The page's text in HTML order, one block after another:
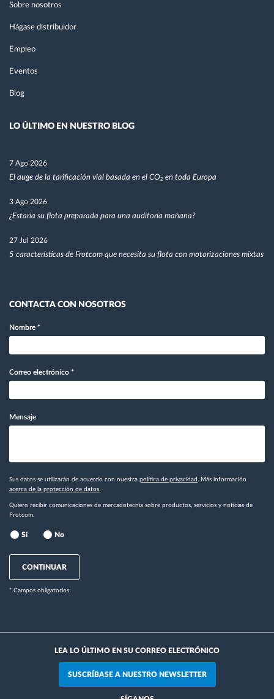
Sobre nosotros
Hágase distribuidor
Empleo
Eventos
Blog
LO ÚLTIMO EN NUESTRO BLOG
7 Ago 2026
El auge de la tarificación vial basada en el CO₂ en toda Europa
3 Ago 2026
¿Estaría su flota preparada para una auditoría mañana?
27 Jul 2026
5 características de Frotcom que necesita su flota con motorizaciones mixtas
CONTACTA CON NOSOTROS
Nombre *
Correo electrónico *
Mensaje
Sus datos se utilizarán de acuerdo con nuestra política de privacidad
. Más información
acerca de la protección de datos.
Quiero recibir comunicaciones de mercadotecnia sobre productos, servicios y noticias de
Frotcom.
Sí No
CONTINUAR
* Campos obligatorios
LEA LO ÚLTIMO EN SU CORREO ELECTRÓNICO
SUSCRÍBASE A NUESTRO NEWSLETTER